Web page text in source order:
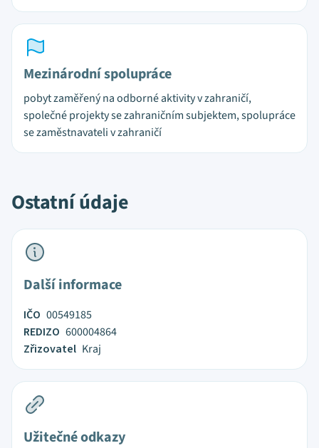
Mezinárodní spolupráce
pobyt zaměřený na odborné aktivity v zahraničí,
společné projekty se zahraničním subjektem, spolupráce
se zaměstnavateli v zahraničí
Ostatní údaje
Další informace
IČO 00549185
REDIZO 600004864
Zřizovatel Kraj
Užitečné odkazy